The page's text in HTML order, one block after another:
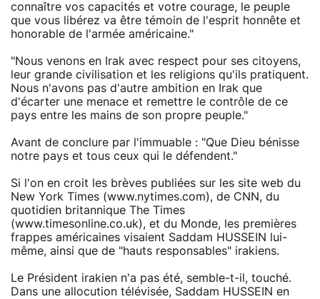
connaître vos capacités et votre courage, le peuple
que vous libérez va être témoin de l'esprit honnête et
honorable de l'armée américaine."
"Nous venons en Irak avec respect pour ses citoyens,
leur grande civilisation et les religions qu'ils pratiquent.
Nous n'avons pas d'autre ambition en Irak que
d'écarter une menace et remettre le contrôle de ce
pays entre les mains de son propre peuple."
Avant de conclure par l'immuable : "Que Dieu bénisse
notre pays et tous ceux qui le défendent."
Si l'on en croit les brèves publiées sur les site web du
New York Times (www.nytimes.com), de CNN, du
quotidien britannique The Times
(www.timesonline.co.uk), et du Monde, les premières
frappes américaines visaient Saddam HUSSEIN lui-
même, ainsi que de "hauts responsables" irakiens.
Le Président irakien n'a pas été, semble-t-il, touché.
Dans une allocution télévisée, Saddam HUSSEIN en